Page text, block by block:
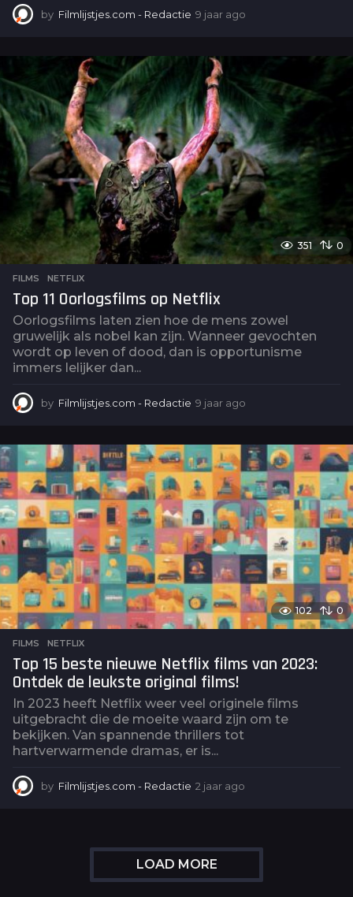
by Filmlijstjes.com - Redactie 9 jaar ago
a
o
351 0
FILMS ,NETFLIX
Top 11 Oorlogsfilms op Netflix
Oorlogsfilms laten zien hoe de mens zowel
gruwelijk als nobel kan zijn. Wanneer gevochten
wordt op leven of dood, dan is opportunisme
immers lelijker dan...
by Filmlijstjes.com - Redactie 9 jaar ago
a
r
g
o
102 0
FILMS ,NETFLIX
Top 15 beste nieuwe Netflix films van 2023:
Ontdek de leukste original films!
In 2023 heeft Netflix weer veel originele films
uitgebracht die de moeite waard zijn om te
bekijken. Van spannende thrillers tot
hartverwarmende dramas, er is...
by Filmlijstjes.com - Redactie 2 jaar ago
r
g
LOAD MORE